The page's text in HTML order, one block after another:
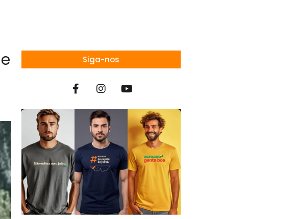
Siga-nos